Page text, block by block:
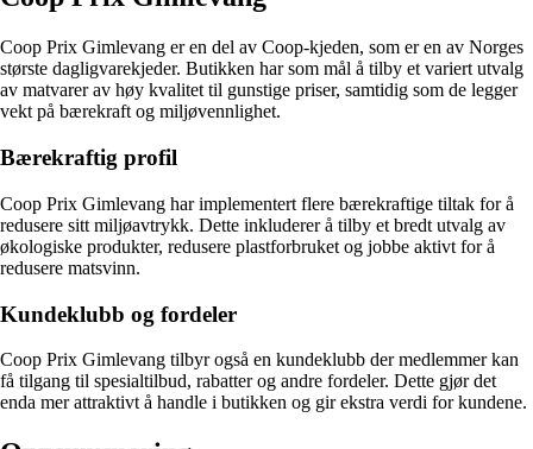
Coop Prix Gimlevang er en del av Coop-kjeden, som er en av Norges
største dagligvarekjeder. Butikken har som mål å tilby et variert utvalg
av matvarer av høy kvalitet til gunstige priser, samtidig som de legger
vekt på bærekraft og miljøvennlighet.
Bærekraftig profil
Coop Prix Gimlevang har implementert flere bærekraftige tiltak for å
redusere sitt miljøavtrykk. Dette inkluderer å tilby et bredt utvalg av
økologiske produkter, redusere plastforbruket og jobbe aktivt for å
redusere matsvinn.
Kundeklubb og fordeler
Coop Prix Gimlevang tilbyr også en kundeklubb der medlemmer kan
få tilgang til spesialtilbud, rabatter og andre fordeler. Dette gjør det
enda mer attraktivt å handle i butikken og gir ekstra verdi for kundene.